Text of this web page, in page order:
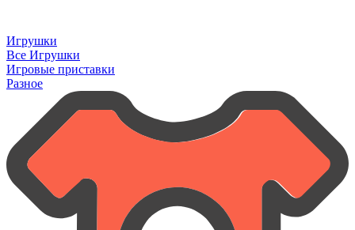
Игрушки
Все Игрушки
Игровые приставки
Разное